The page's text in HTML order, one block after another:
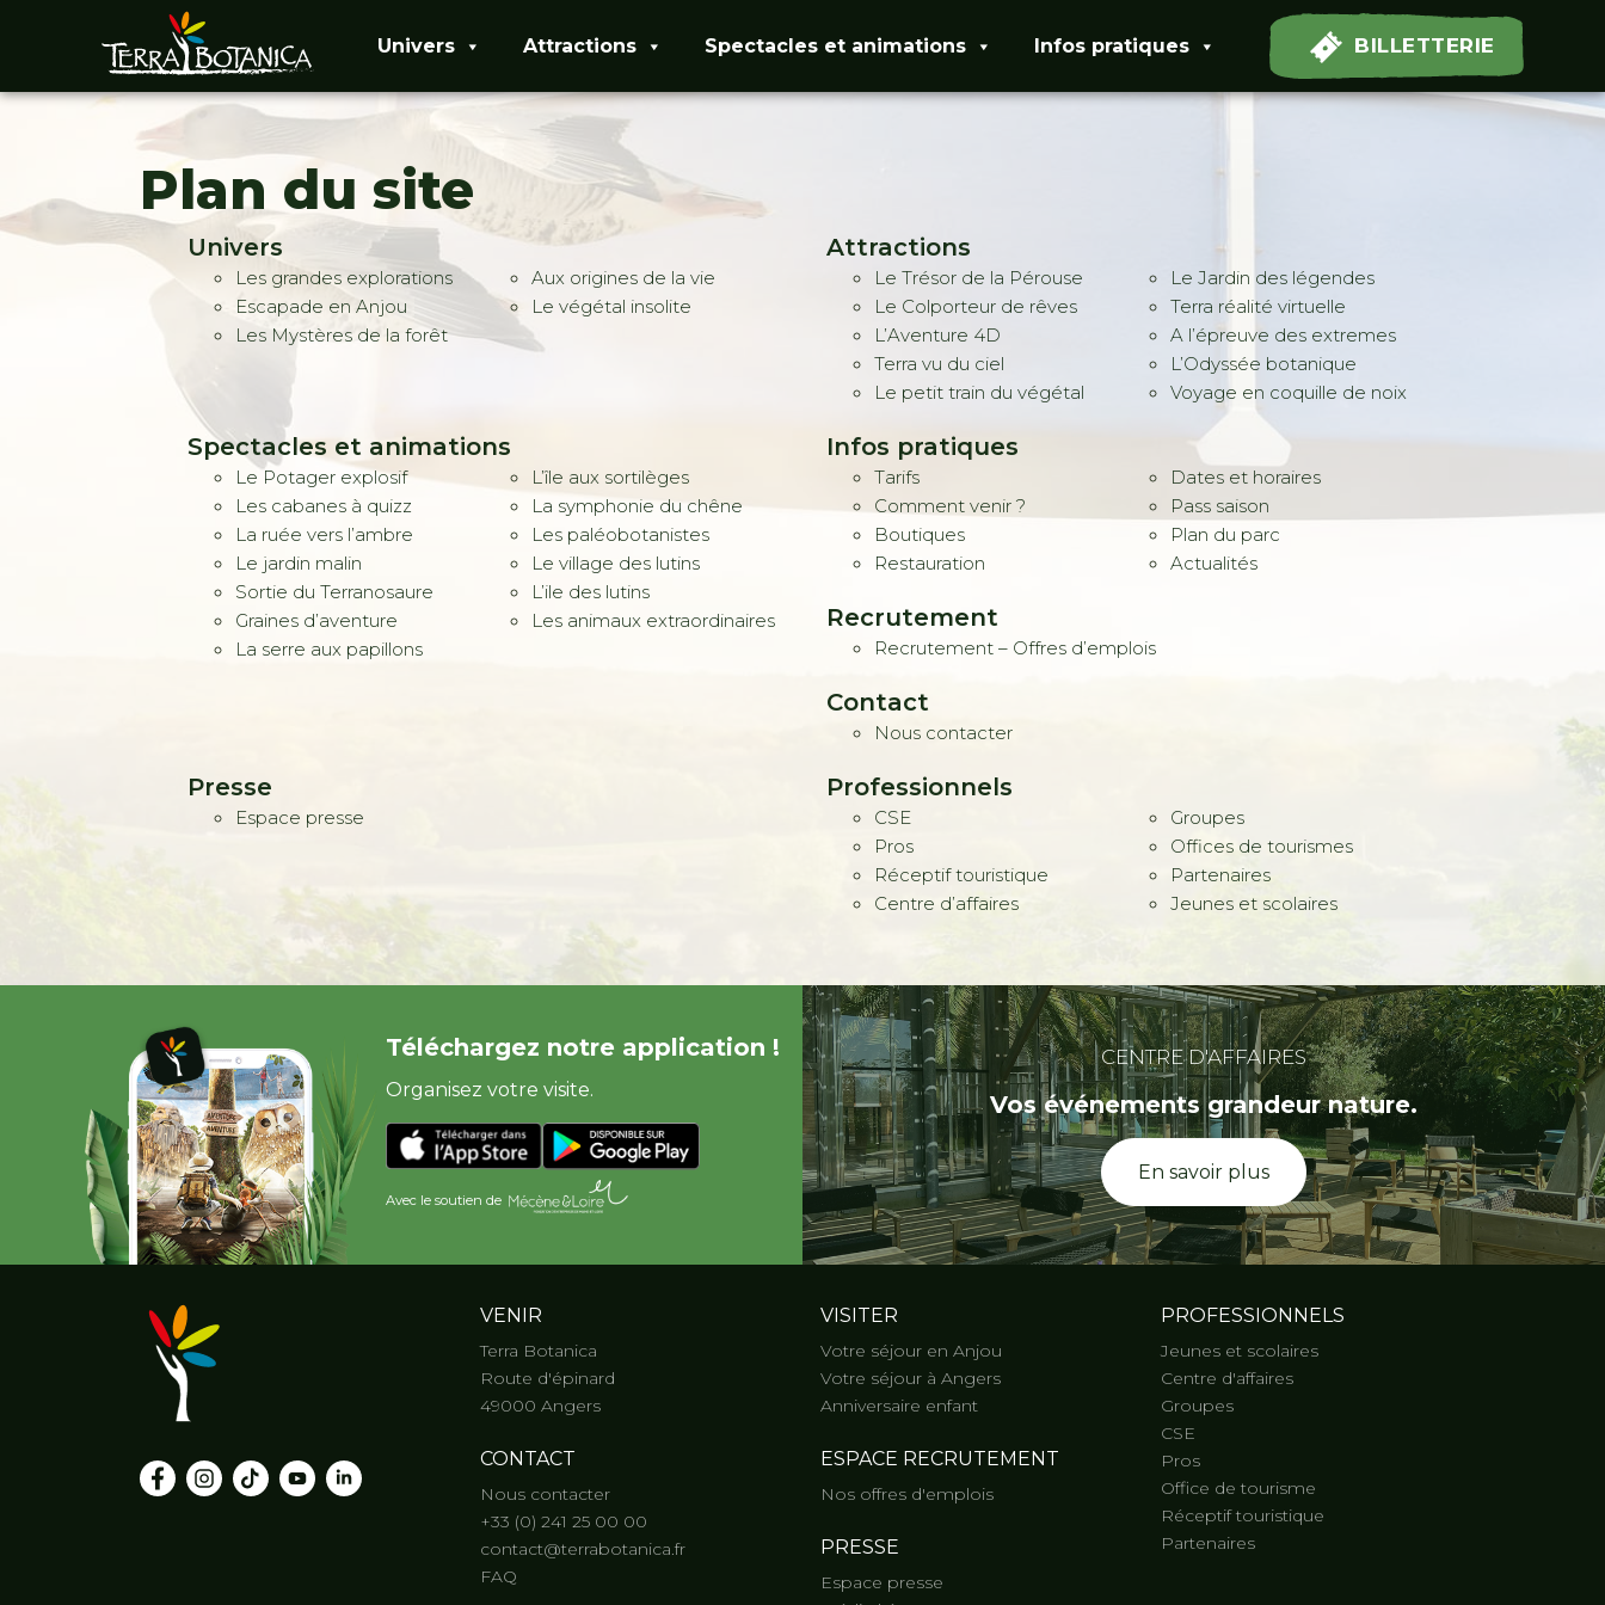
Univers Attractions Spectacles et animations Infos pratiques BILLETTERIE
Plan du site
Univers
Les grandes explorations
Aux origines de la vie
Escapade en Anjou
Le végétal insolite
Les Mystères de la forêt
Attractions
Le Trésor de la Pérouse
Le Jardin des légendes
Le Colporteur de rêves
Terra réalité virtuelle
L’Aventure 4D
A l’épreuve des extremes
Terra vu du ciel
L’Odyssée botanique
Le petit train du végétal
Voyage en coquille de noix
Spectacles et animations
Le Potager explosif
L’île aux sortilèges
Les cabanes à quizz
La symphonie du chêne
La ruée vers l’ambre
Les paléobotanistes
Le jardin malin
Le village des lutins
Sortie du Terranosaure
L’ile des lutins
Graines d’aventure
Les animaux extraordinaires
La serre aux papillons
Infos pratiques
Tarifs
Dates et horaires
Comment venir ?
Pass saison
Boutiques
Plan du parc
Restauration
Actualités
Recrutement
Recrutement – Offres d’emplois
Contact
Nous contacter
Presse
Espace presse
Professionnels
CSE
Groupes
Pros
Offices de tourismes
Réceptif touristique
Partenaires
Centre d’affaires
Jeunes et scolaires
Téléchargez notre application !
Organisez votre visite.
Avec le soutien de
CENTRE D'AFFAIRES
Vos événements grandeur nature.
En savoir plus
VENIR
Terra Botanica
Route d'épinard
49000 Angers
CONTACT
Nous contacter
+33 (0) 241 25 00 00
contact@terrabotanica.fr
FAQ
VISITER
Votre séjour en Anjou
Votre séjour à Angers
Anniversaire enfant
ESPACE RECRUTEMENT
Nos offres d'emplois
PRESSE
Espace presse
PROFESSIONNELS
Jeunes et scolaires
Centre d'affaires
Groupes
CSE
Pros
Office de tourisme
Réceptif touristique
Partenaires